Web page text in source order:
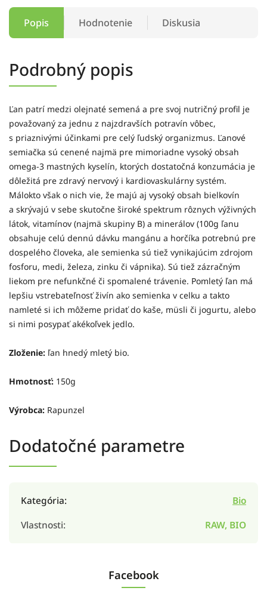
Popis Hodnotenie Diskusia
Podrobný popis
Ľan patrí medzi olejnaté semená a pre svoj nutričný profil je
považovaný za jednu z najzdravších potravín vôbec,
s priaznivými účinkami pre celý ľudský organizmus. Ľanové
semiačka sú cenené najmä pre mimoriadne vysoký obsah
omega-3 mastných kyselín, ktorých dostatočná konzumácia je
dôležitá pre zdravý nervový i kardiovaskulárny systém.
Málokto však o nich vie, že majú aj vysoký obsah bielkovín
a skrývajú v sebe skutočne široké spektrum rôznych výživných
látok, vitamínov (najmä skupiny B) a minerálov (100g ľanu
obsahuje celú dennú dávku mangánu a horčíka potrebnú pre
dospelého človeka, ale semienka sú tiež vynikajúcim zdrojom
fosforu, medi, železa, zinku či vápnika). Sú tiež zázračným
liekom pre nefunkčné či spomalené trávenie. Pomletý ľan má
lepšiu vstrebateľnosť živín ako semienka v celku a takto
namleté si ich môžeme pridať do kaše, müsli či jogurtu, alebo
si nimi posypať akékoľvek jedlo.
Zloženie: ľan hnedý mletý bio.
Hmotnosť: 150g
Výrobca: Rapunzel
Dodatočné parametre
Kategória:
Bio
Vlastnosti: RAW, BIO
Facebook